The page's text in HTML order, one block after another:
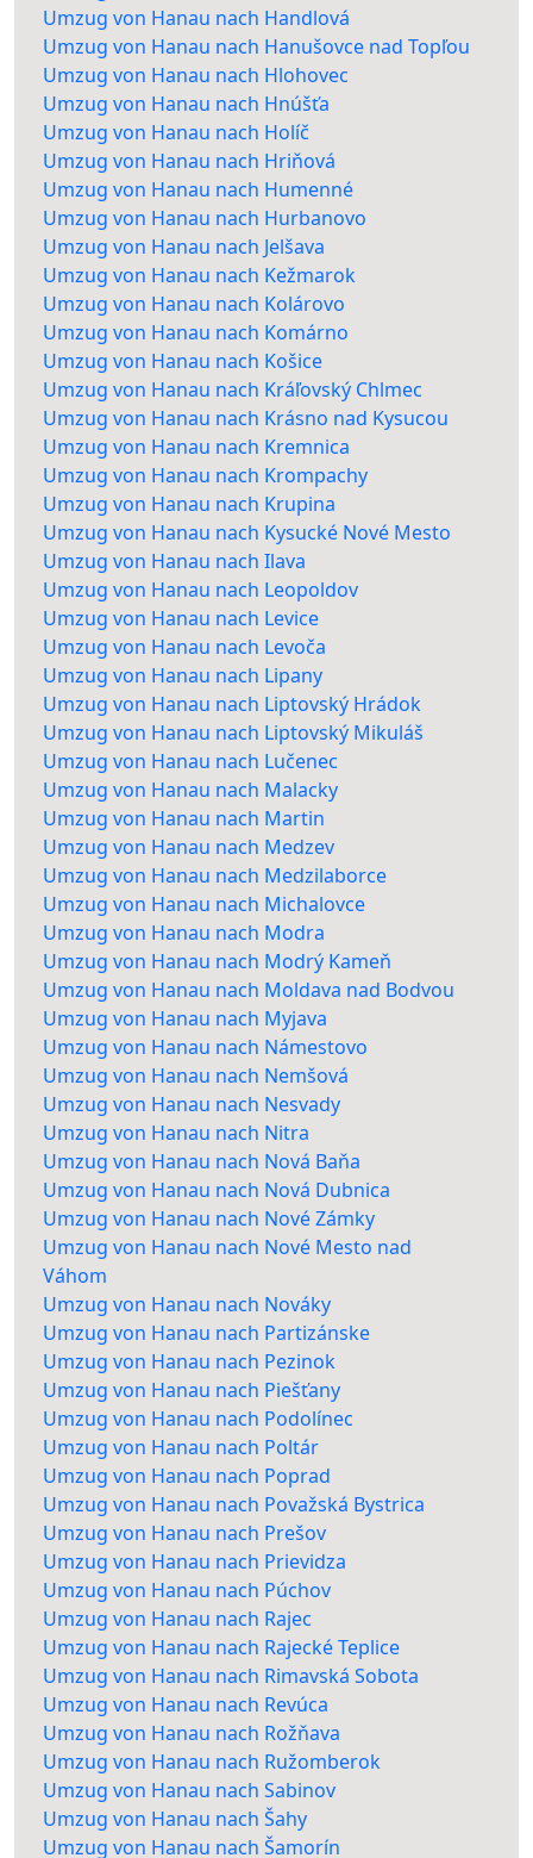
Umzug von Hanau nach Handlová
Umzug von Hanau nach Hanušovce nad Topľou
Umzug von Hanau nach Hlohovec
Umzug von Hanau nach Hnúšťa
Umzug von Hanau nach Holíč
Umzug von Hanau nach Hriňová
Umzug von Hanau nach Humenné
Umzug von Hanau nach Hurbanovo
Umzug von Hanau nach Jelšava
Umzug von Hanau nach Kežmarok
Umzug von Hanau nach Kolárovo
Umzug von Hanau nach Komárno
Umzug von Hanau nach Košice
Umzug von Hanau nach Kráľovský Chlmec
Umzug von Hanau nach Krásno nad Kysucou
Umzug von Hanau nach Kremnica
Umzug von Hanau nach Krompachy
Umzug von Hanau nach Krupina
Umzug von Hanau nach Kysucké Nové Mesto
Umzug von Hanau nach Ilava
Umzug von Hanau nach Leopoldov
Umzug von Hanau nach Levice
Umzug von Hanau nach Levoča
Umzug von Hanau nach Lipany
Umzug von Hanau nach Liptovský Hrádok
Umzug von Hanau nach Liptovský Mikuláš
Umzug von Hanau nach Lučenec
Umzug von Hanau nach Malacky
Umzug von Hanau nach Martin
Umzug von Hanau nach Medzev
Umzug von Hanau nach Medzilaborce
Umzug von Hanau nach Michalovce
Umzug von Hanau nach Modra
Umzug von Hanau nach Modrý Kameň
Umzug von Hanau nach Moldava nad Bodvou
Umzug von Hanau nach Myjava
Umzug von Hanau nach Námestovo
Umzug von Hanau nach Nemšová
Umzug von Hanau nach Nesvady
Umzug von Hanau nach Nitra
Umzug von Hanau nach Nová Baňa
Umzug von Hanau nach Nová Dubnica
Umzug von Hanau nach Nové Zámky
Umzug von Hanau nach Nové Mesto nad
Váhom
Umzug von Hanau nach Nováky
Umzug von Hanau nach Partizánske
Umzug von Hanau nach Pezinok
Umzug von Hanau nach Piešťany
Umzug von Hanau nach Podolínec
Umzug von Hanau nach Poltár
Umzug von Hanau nach Poprad
Umzug von Hanau nach Považská Bystrica
Umzug von Hanau nach Prešov
Umzug von Hanau nach Prievidza
Umzug von Hanau nach Púchov
Umzug von Hanau nach Rajec
Umzug von Hanau nach Rajecké Teplice
Umzug von Hanau nach Rimavská Sobota
Umzug von Hanau nach Revúca
Umzug von Hanau nach Rožňava
Umzug von Hanau nach Ružomberok
Umzug von Hanau nach Sabinov
Umzug von Hanau nach Šahy
Umzug von Hanau nach Šamorín